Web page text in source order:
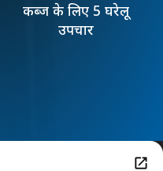
कब्ज के लिए 5 घरेलू
उपचार